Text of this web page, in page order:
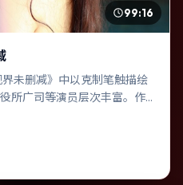
99:16
未删减》中以克制笔触描绘
所广司等演员层次丰富。作
缝切入，逐步推向不可逆转
点克制有力。